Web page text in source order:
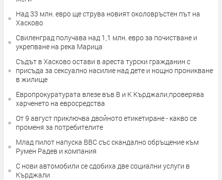
Над 33 млн. евро ще струва новият околовръстен път на
Хасково
Свиленград получава над 1,1 млн. евро за почистване и
укрепване на река Марица
Съдът в Хасково остави в ареста турски гражданин с
присъда за сексуално насилие над дете и нощно проникване
в жилище
Европрокуратурата влезе във В и К Кърджали,проверява
харченето на евросредства
От 9 август приключва двойното етикетиране - какво се
променя за потребителите
Млад пилот напуска ВВС със скандално обръщение към
Румен Радев и компания
С нови автомобили се сдобиха две социални услуги в
Кърджали